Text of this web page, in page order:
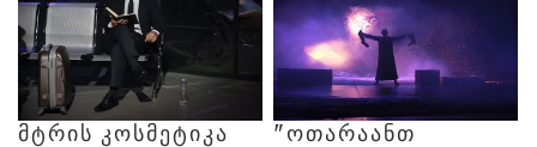
ᲛᲢᲠᲘᲡ ᲙᲝᲡᲛᲔᲢᲘᲙᲐ
"ᲝᲗᲐᲠᲐᲐᲜᲗ